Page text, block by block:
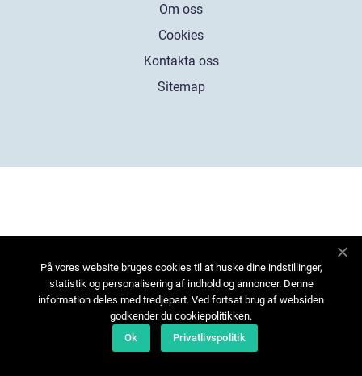
Om oss
Cookies
Kontakta oss
Sitemap
På vores website bruges cookies til at huske dine indstillinger,
statistik og personalisering af indhold og annoncer. Denne
information deles med tredjepart. Ved fortsat brug af websiden
godkender du cookiepolitikken.
Ok
Privatlivspolitik